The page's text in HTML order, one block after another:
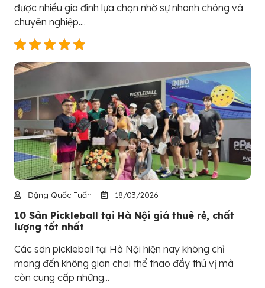
được nhiều gia đình lựa chọn nhờ sự nhanh chóng và
chuyên nghiệp....
Đặng Quốc Tuấn 18/03/2026
10 Sân Pickleball tại Hà Nội giá thuê rẻ, chất
lượng tốt nhất
Các sân pickleball tại Hà Nội hiện nay không chỉ
mang đến không gian chơi thể thao đầy thú vị mà
còn cung cấp những...